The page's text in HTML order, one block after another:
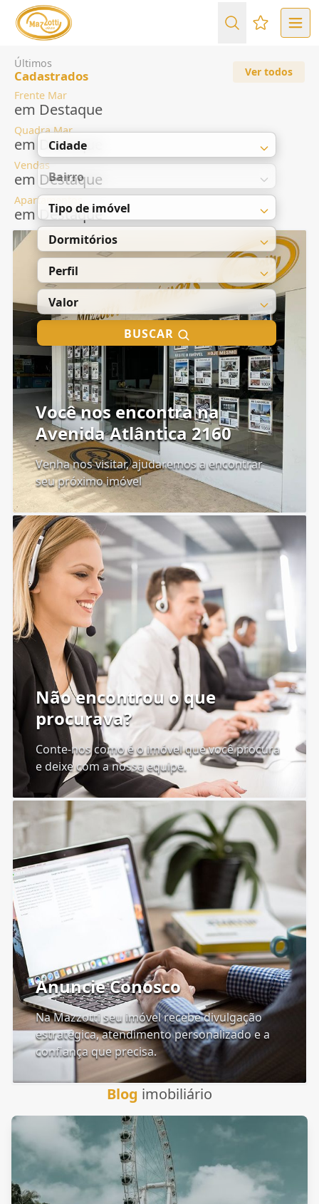
Favoritos
Cidade
Bairro
Tipo de imóvel
Dormitórios
Perfil
Valor
BUSCAR
Últimos
Cadastrados
Ver todos
Frente Mar
em Destaque
Quadra Mar
em Destaque
Vendas
em Destaque
Apartamentos
em Destaque
Você nos encontra na
Avenida Atlântica 2160
Venha nos visitar, ajudaremos a encontrar
seu próximo imóvel
Não encontrou o que
procurava?
Conte-nos como é o imóvel que você procura
e deixe com a nossa equipe.
Anuncie Conosco
Na Mazzotti seu imóvel recebe divulgação
estratégica, atendimento personalizado e a
confiança que precisa.
Blog imobiliário